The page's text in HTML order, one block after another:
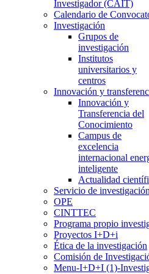
Investigador (CAIT)
Calendario de
Investigación
Grupos de
investigación
Institutos
universitarios y
centros
Innovación y
Innovación y
Transferencia del
Conocimiento
Campus de
excelencia
internacional
inteligente
Actualidad
Servicio de investigación
OPE
CINTTEC
Programa propio
Proyectos I+D+i
Ética de la investigación
Comisión de
Menu-I+D+I (1)-